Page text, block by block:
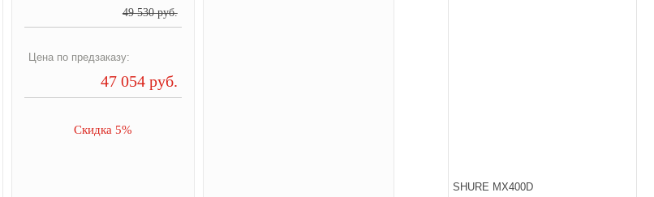
49 530 руб.
Цена по предзаказу:
47 054 руб.
Скидка 5%
SHURE MX400D